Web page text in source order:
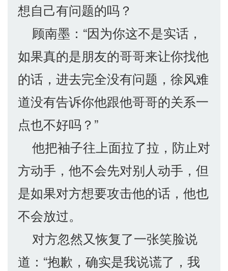
想自己有问题的吗？
顾南墨：“因为你这不是实话，
如果真的是朋友的哥哥来让你找他
的话，进去完全没有问题，徐风难
道没有告诉你他跟他哥哥的关系一
点也不好吗？”
他把袖子往上面拉了拉，防止对
方动手，他不会先对别人动手，但
是如果对方想要攻击他的话，他也
不会放过。
对方忽然又恢复了一张笑脸说
道：“抱歉，确实是我说谎了，我